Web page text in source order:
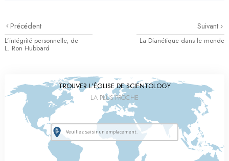
Précédent
L’intégrité personnelle, de
L. Ron Hubbard
Suivant
La Dianétique dans le monde
TROUVER L’ÉGLISE DE SCIENTOLOGY
LA PLUS PROCHE